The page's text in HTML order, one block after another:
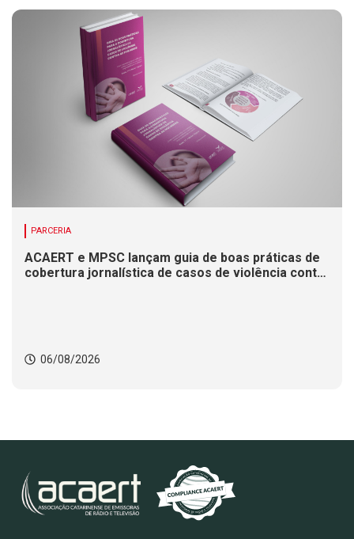
PARCERIA
ACAERT e MPSC lançam guia de boas práticas de
cobertura jornalística de casos de violência contra
06/08/2026